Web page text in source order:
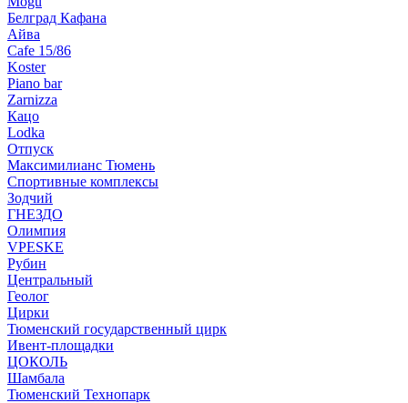
Белград Кафана
Айва
Cafe 15/86
Koster
Piano bar
Zarnizza
Кацо
Lodka
Отпуск
Максимилианс Тюмень
Спортивные комплексы
Зодчий
ГНЕЗДО
Олимпия
VPESKE
Рубин
Центральный
Геолог
Цирки
Тюменский государственный цирк
Ивент-площадки
ЦОКОЛЬ
Шамбала
Тюменский Технопарк